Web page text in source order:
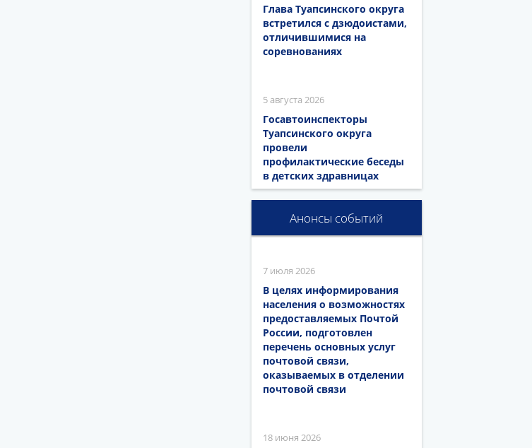
Глава Туапсинского округа
встретился с дзюдоистами,
отличившимися на
соревнованиях
5 августа 2026
Госавтоинспекторы
Туапсинского округа
провели
профилактические беседы
в детских здравницах
Анонсы событий
7 июля 2026
В целях информирования
населения о возможностях
предоставляемых Почтой
России, подготовлен
перечень основных услуг
почтовой связи,
оказываемых в отделении
почтовой связи
18 июня 2026